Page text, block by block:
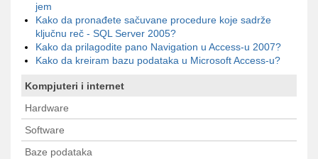
jem
Kako da pronađete sačuvane procedure koje sadrže
ključnu reč - SQL Server 2005?
Kako da prilagodite pano Navigation u Access-u 2007?
Kako da kreiram bazu podataka u Microsoft Access-u?
Kompjuteri i internet
Hardware
Software
Baze podataka